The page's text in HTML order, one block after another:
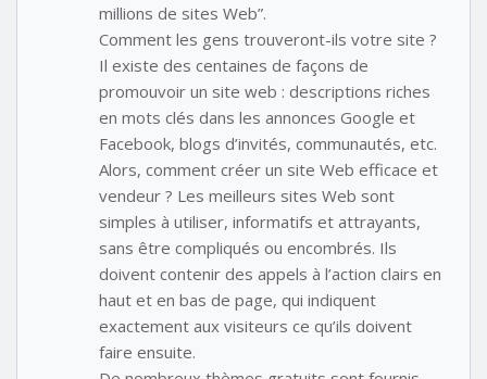
millions de sites Web”.
Comment les gens trouveront-ils votre site ?
Il existe des centaines de façons de
promouvoir un site web : descriptions riches
en mots clés dans les annonces Google et
Facebook, blogs d’invités, communautés, etc.
Alors, comment créer un site Web efficace et
vendeur ? Les meilleurs sites Web sont
simples à utiliser, informatifs et attrayants,
sans être compliqués ou encombrés. Ils
doivent contenir des appels à l’action clairs en
haut et en bas de page, qui indiquent
exactement aux visiteurs ce qu’ils doivent
faire ensuite.